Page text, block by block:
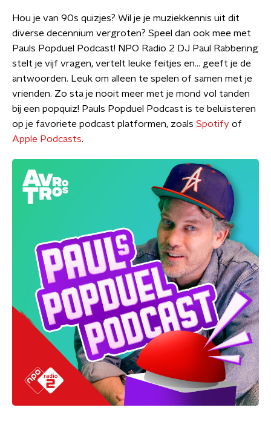
Hou je van 90s quizjes? Wil je je muziekkennis uit dit
diverse decennium vergroten? Speel dan ook mee met
Pauls Popduel Podcast! NPO Radio 2 DJ Paul Rabbering
stelt je vijf vragen, vertelt leuke feitjes en… geeft je de
antwoorden. Leuk om alleen te spelen of samen met je
vrienden. Zo sta je nooit meer met je mond vol tanden
bij een popquiz! Pauls Popduel Podcast is te beluisteren
op je favoriete podcast platformen, zoals Spotify of
Apple Podcasts.